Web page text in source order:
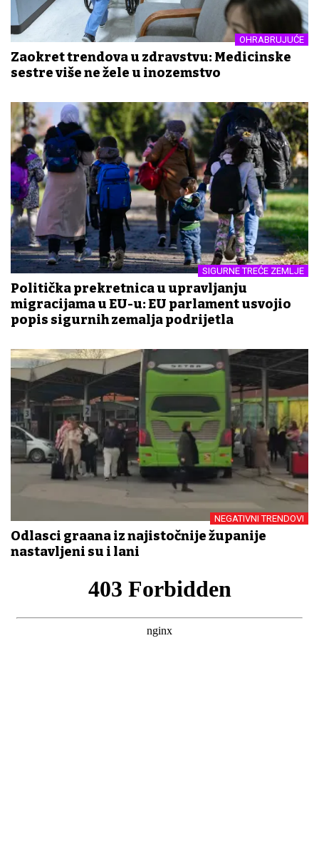
OHRABRUJUĆE
Zaokret trendova u zdravstvu: Medicinske
sestre više ne žele u inozemstvo
SIGURNE TREĆE ZEMLJE
Politička prekretnica u upravljanju
migracijama u EU-u: EU parlament usvojio
popis sigurnih zemalja podrijetla
NEGATIVNI TRENDOVI
Odlasci građana iz najistočnije županije
nastavljeni su i lani